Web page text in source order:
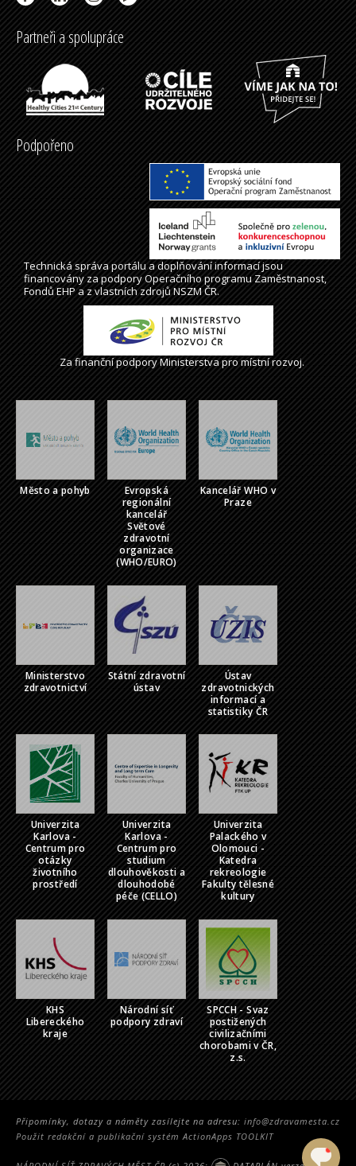
Partneři a spolupráce
Podpořeno
Technická správaportálua doplňování informací jsou
financovány za podpory Operačního programu Zaměstnanost,
Fondů EHP a z vlastních zdrojů NSZM ČR.
Za finanční podpory Ministerstva pro místní rozvoj.
Město a pohyb
Evropská
regionální
kancelář
Světové
zdravotní
organizace
(WHO/EURO)
Kancelář WHO v
Praze
Ministerstvo
zdravotnictví
Státní zdravotní
ústav
Ústav
zdravotnických
informací a
statistiky ČR
Univerzita
Karlova -
Centrum pro
otázky
životního
prostředí
Univerzita
Karlova -
Centrum pro
studium
dlouhověkosti a
dlouhodobé
péče (CELLO)
Univerzita
Palackého v
Olomouci -
Katedra
rekreologie
Fakulty tělesné
kultury
KHS
Libereckého
kraje
Národní síť
podpory zdraví
SPCCH - Svaz
postižených
civilizačními
chorobami v ČR,
z.s.
Připomínky, dotazy a náměty zasílejte na adresu: info@zdravamesta.cz
Použit redakční a publikační systém ActionApps TOOLKIT